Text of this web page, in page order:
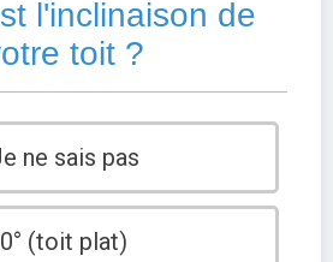
l'inclinaison de
toit ?
ne sais pas
0° (toit plat)